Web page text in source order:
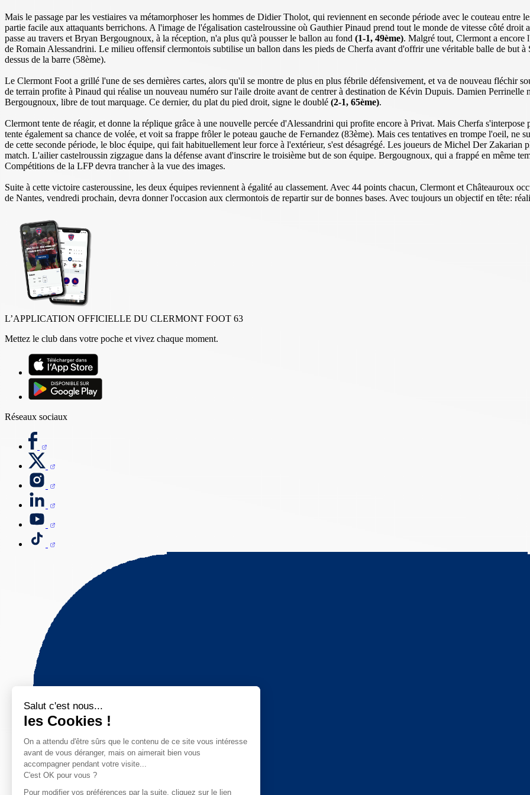
Salut c'est nous...
les Cookies !
On a attendu d'être sûrs que le contenu de ce site vous intéresse
avant de vous déranger, mais on aimerait bien vous
accompagner pendant votre visite...
C'est OK pour vous ?
Pour modifier vos préférences par la suite, cliquez sur le lien
Mais le passage par les vestiaires va métamorphoser les hommes de Didier Tholot, qui reviennent en seconde période avec le couteau entre
partie facile aux attaquants berrichons. A l'image de l'égalisation castelroussine où Gauthier Pinaud prend tout le monde de vitesse côté droit
passe au travers et Bryan Bergougnoux, à la réception, n'a plus qu'à pousser le ballon au fond (1-1, 49ème). Malgré tout, Clermont a encore
de Romain Alessandrini. Le milieu offensif clermontois subtilise un ballon dans les pieds de Cherfa avant d'offrir une véritable balle de but à
dessus de la barre (58ème).
Le Clermont Foot a grillé l'une de ses dernières cartes, alors qu'il se montre de plus en plus fébrile défensivement, et va de nouveau fléchir
de terrain profite à Pinaud qui réalise un nouveau numéro sur l'aile droite avant de centrer à destination de Kévin Dupuis. Damien Perrinelle
Bergougnoux, libre de tout marquage. Ce dernier, du plat du pied droit, signe le doublé (2-1, 65ème).
Clermont tente de réagir, et donne la réplique grâce à une nouvelle percée d'Alessandrini qui profite encore à Privat. Mais Cherfa
tente également sa chance de volée, et voit sa frappe frôler le poteau gauche de Fernandez (83ème). Mais ces tentatives en trompe l'oeil, ne
de cette seconde période, le bloc équipe, qui fait habituellement leur force à l'extérieur, s'est désagrégé. Les joueurs de Michel Der
match. L'ailier castelroussin zigzague dans la défense avant d'inscrire le troisième but de son équipe. Bergougnoux, qui a frappé en même
Compétitions de la LFP devra trancher à la vue des images.
Suite à cette victoire casteroussine, les deux équipes reviennent à égalité au classement. Avec 44 points chacun, Clermont et Châteauroux
de Nantes, vendredi prochain, devra donner l'occasion aux clermontois de repartir sur de bonnes bases. Avec toujours un objectif en tête:
L’APPLICATION OFFICIELLE DU CLERMONT FOOT 63
Mettez le club dans votre poche et vivez chaque moment.
Réseaux sociaux